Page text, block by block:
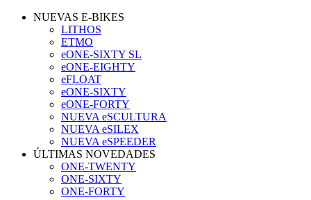
NUEVAS E-BIKES
LITHOS
ETMO
eONE-SIXTY SL
eONE-EIGHTY
eFLOAT
eONE-SIXTY
eONE-FORTY
NUEVA eSCULTURA
NUEVA eSILEX
NUEVA eSPEEDER
ÚLTIMAS NOVEDADES
ONE-TWENTY
ONE-SIXTY
ONE-FORTY